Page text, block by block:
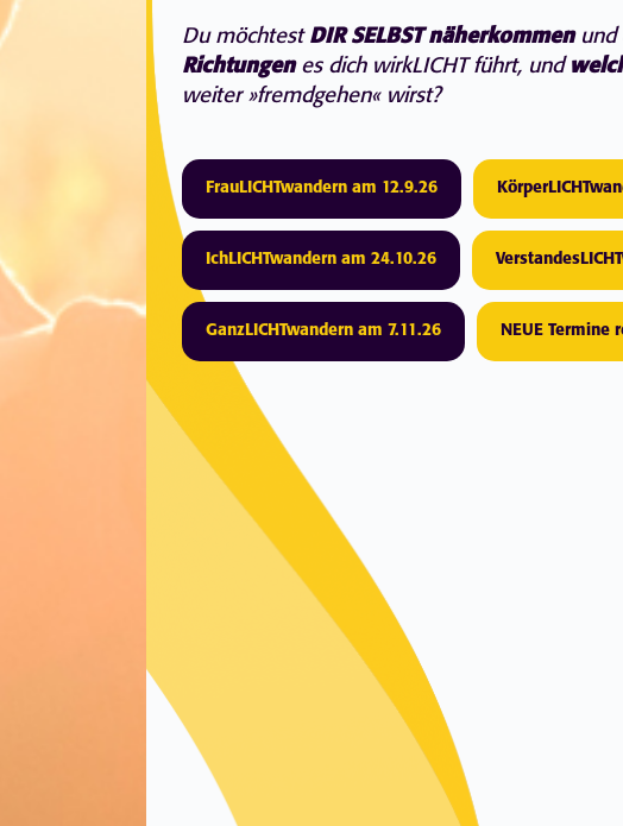
Du möchtest DIR SELBST näherkommenund
Richtungenes dich wirkLICHT führt, und
weiter »fremdgehen« wirst?
FrauLICHTwandern am 12.9.26
IchLICHTwandern am 24.10.26
GanzLICHTwandern am 7.11.26 NEUE Termine